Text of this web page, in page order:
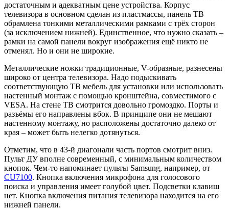
достаточным и адекватным цене устройства. Корпус
телевизора в основном сделан из пластмассы, панель ТВ
обрамлена тонкими металлическими рамками с трёх сторон
(за исключением нижней). Единственное, что нужно сказать –
рамки на самой панели вокруг изображения ещё никто не
отменял. Но и они не широкие.
Металлические ножки традиционные, V-образные, разнесены
широко от центра телевизора. Надо подыскивать
соответствующую ТВ мебель для установки или использовать
настенный монтаж с помощью кронштейна, совместимого с
VESA. На стене ТВ смотрится довольно громоздко. Порты и
разъёмы его направлены вбок. В принципе они не мешают
настенному монтажу, но расположены достаточно далеко от
края – может быть нелегко дотянуться.
Отметим, что в 43-й диагонали часть портов смотрит вниз.
Пульт ДУ вполне современный, с минимальным количеством
кнопок. Чем-то напоминает пульты Samsung, например, от
CU7100. Кнопка включения микрофона для голосового
поиска и управления имеет голубой цвет. Подсветки клавиш
нет. Кнопка включения питания телевизора находится на его
нижней панели.